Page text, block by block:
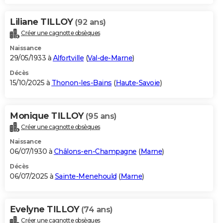
Liliane TILLOY (92 ans)
Créer une cagnotte obsèques
Naissance
29/05/1933 à Alfortville (Val-de-Marne)
Décès
15/10/2025 à Thonon-les-Bains (Haute-Savoie)
Monique TILLOY (95 ans)
Créer une cagnotte obsèques
Naissance
06/07/1930 à Châlons-en-Champagne (Marne)
Décès
06/07/2025 à Sainte-Menehould (Marne)
Evelyne TILLOY (74 ans)
Créer une cagnotte obsèques